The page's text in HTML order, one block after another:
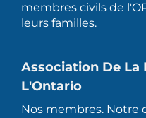
membres civils de
leurs familles.
Association De La
L'Ontario
Nos membres. Notre